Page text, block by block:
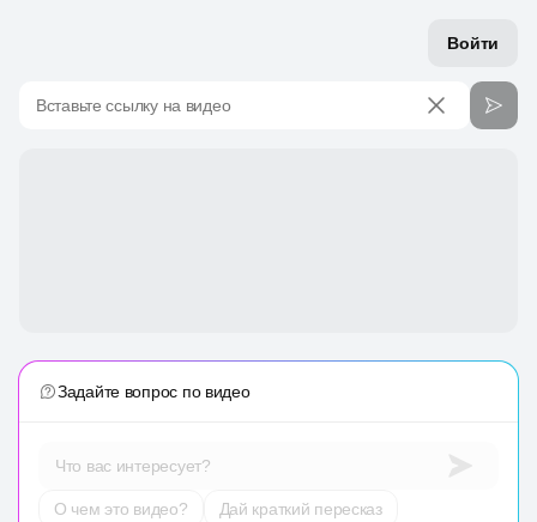
Войти
Вставьте ссылку на видео
Задайте вопрос по видео
Что вас интересует?
О чем это видео?
Дай краткий пересказ